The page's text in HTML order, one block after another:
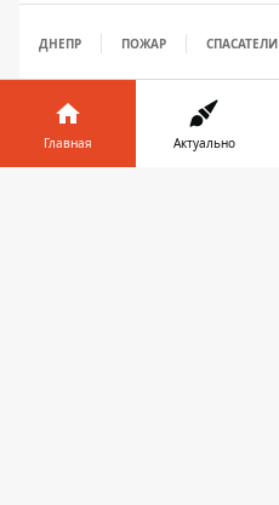
ДНЕПР ПОЖАР СПАСАТЕЛИ
Главная Актуально